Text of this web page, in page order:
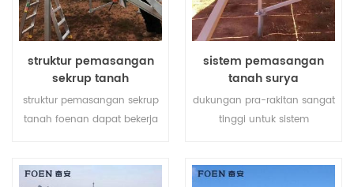
struktur pemasangan
sekrup tanah
struktur pemasangan sekrup
tanah foenan dapat bekerja
pada kondisi tanah yang
sistem pemasangan
tanah surya
dukungan pra-rakitan sangat
tinggi untuk sistem
biaya tenaga kerja Anda dan